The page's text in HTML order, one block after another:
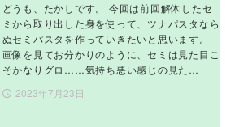
どうも、たかしです。 今回は前回解体したセ
ミから取り出した身を使って、ツナパスタなら
ぬセミパスタを作っていきたいと思います。
画像を見てお分かりのように、セミは見た目こ
そかなりグロ……気持ち悪い感じの見た…
2023年7月23日